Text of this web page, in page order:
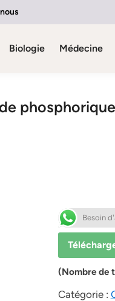
Biologie Médecine
phosphorique
Besoin
(Nombre de
Catégorie :